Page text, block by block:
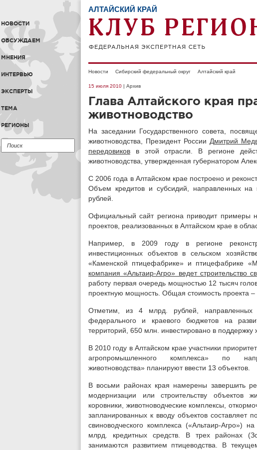
НОВОСТИ
ОБСУЖДАЕМ
МНЕНИЯ
ИНТЕРВЬЮ
ЭКСПЕРТЫ
ТЕМА
РЕГИОНЫ
АЛТАЙСКИЙ КРАЙ
Новости Сибирский федеральный округ Алтайский край
15 июля 2010 | Архив
Глава Алтайского края
животноводство
На заседании Государственного совета,
животноводства, Президент России Дмитрий
передовиков в этой отрасли. В регионе
животноводства, утвержденная губернатором
С 2006 года в Алтайском крае построено и
Объем кредитов и субсидий, направленных
рублей.
Официальный сайт региона приводит примеры
проектов, реализованных в Алтайском крае в
Например, в 2009 году в регионе
инвестиционных объектов в сельском
«Каменской птицефабрике» и птицефабрике
компания «Альтаир-Агро» ведет строительство
работу первая очередь мощностью 12 тысяч
проектную мощность. Общая стоимость проекта –
Отметим, из 4 млрд. рублей,
федерального и краевого бюджетов на
территорий, 650 млн. инвестировано в поддержку
В 2010 году в Алтайском крае участники
агропромышленного комплекса» по
животноводства» планируют ввести 13 объектов.
В восьми районах края намерены завершить
модернизации или строительству объектов
коровники, животноводческие комплексы,
запланированных к вводу объектов составляет
свиноводческого комплекса («Альтаир-Агро»)
млрд. кредитных средств. В трех районах
занимаются развитием птицеводства. В